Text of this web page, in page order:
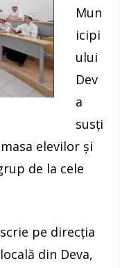
Mun
icipi
ului
Dev
a
susți
elevilor și
de la cele
pe direcţia
din Deva,